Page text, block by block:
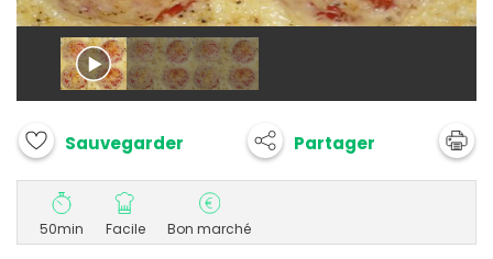
Sauvegarder Partager
50min Facile Bon marché